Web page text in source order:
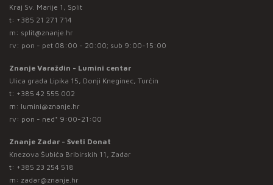
Kraj Sv. Marije 1, Split
t: +385 21 271 714
m: split@znanje.hr
rv: pon - pet 08:00 - 20:00; sub 9:00-15:00
Znanje Varaždin - Lumini centar
Ulica grada Lipika 15, Donji Kneginec, Turčin
t: +385 42 555 002
m: lumini@znanje.hr
rv: pon - ned* 9:00-21:00
Znanje Zadar - Sveti Donat
Knezova Šubića Bribirskih 11, Zadar
t: +385 23 254 518
m: zadar@znanje.hr